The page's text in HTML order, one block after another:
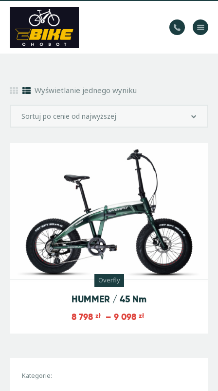
HOME
TRASY
KONTAKT
Wyświetlanie jednego wyniku
Overfly
HUMMER / 45 Nm
8 798 zł – 9 098 zł
Kategorie: